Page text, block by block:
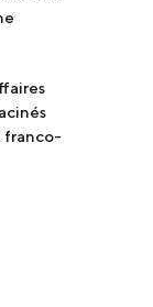
franco-